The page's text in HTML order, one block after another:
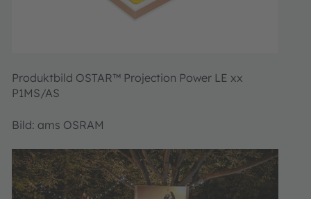
Produktbild OSTAR™ Projection Power LE xx
P1MS/AS
Bild: ams OSRAM